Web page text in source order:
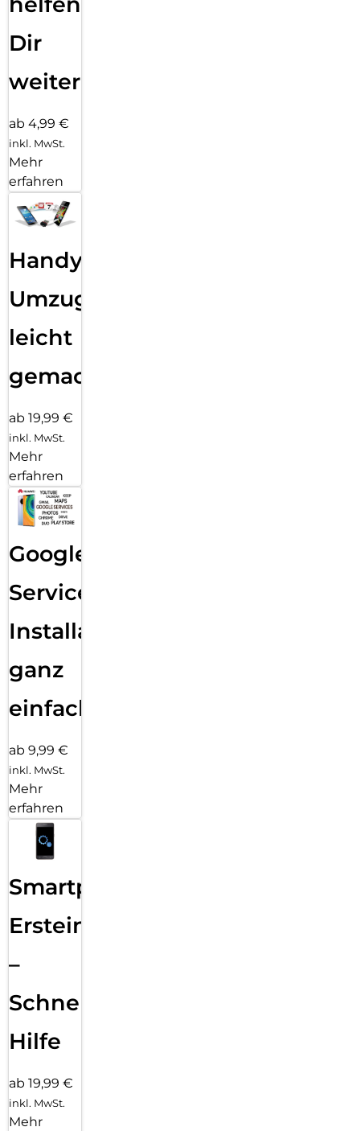
Dir
weiter
ab 4,99 €
inkl. MwSt.
Mehr
erfahren
Handy
Umzug
leicht
gemacht!
ab 19,99 €
inkl. MwSt.
Mehr
erfahren
Google
Services
Installation
ganz
einfach
ab 9,99 €
inkl. MwSt.
Mehr
erfahren
Smartphone
Ersteinrichtung
–
Schnelle
Hilfe
ab 19,99 €
inkl. MwSt.
Mehr